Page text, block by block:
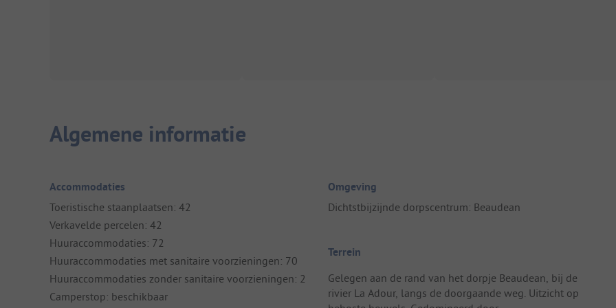
Algemene informatie
Accommodaties
Toeristische staanplaatsen: 42
Verkavelde percelen: 42
Huuraccommodaties: 72
Huuraccommodaties met sanitaire voorzieningen: 70
Huuraccommodaties zonder sanitaire voorzieningen: 2
Camperstop: beschikbaar
Omgeving
Dichtstbijzijnde dorpscentrum: Beaudean
Terrein
Gelegen aan de rand van het dorpje Beaudean, bij de
rivier La Adour, langs de doorgaande weg. Uitzicht op